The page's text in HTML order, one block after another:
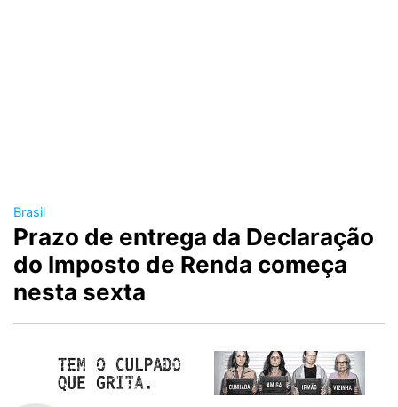
Brasil
Prazo de entrega da Declaração
do Imposto de Renda começa
nesta sexta